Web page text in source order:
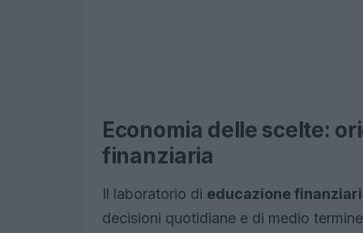
Economia delle scelte:
finanziaria
Il laboratorio di educazione
decisioni quotidiane e di medio